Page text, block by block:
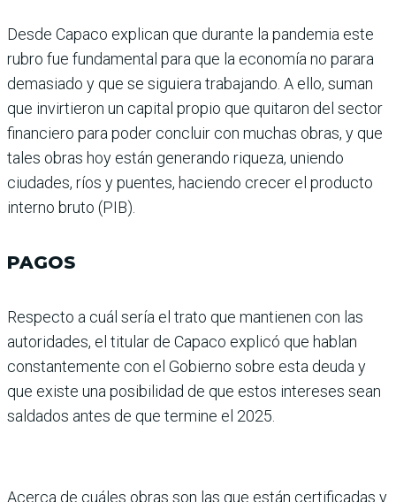
Desde Capaco explican que durante la pandemia este
rubro fue fundamental para que la economía no parara
demasiado y que se siguiera trabajando. A ello, suman
que invirtieron un capital propio que quitaron del sector
finan­ciero para poder concluir con muchas obras, y que
tales obras hoy están generando riqueza, uniendo
ciudades, ríos y puentes, haciendo cre­cer el producto
interno bruto (PIB).
PAGOS
Respecto a cuál sería el trato que mantienen con las
auto­ridades, el titular de Capaco explicó que hablan
constan­temente con el Gobierno sobre esta deuda y
que existe una posibilidad de que estos intereses sean
saldados antes de que termine el 2025.
Acerca de cuáles obras son las que están certificadas y